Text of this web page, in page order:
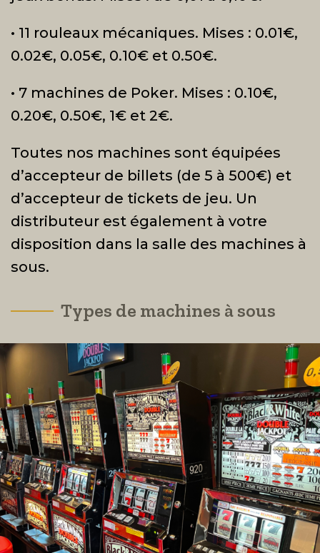
• 11 rouleaux mécaniques. Mises : 0.01€,
0.02€, 0.05€, 0.10€ et 0.50€.
• 7 machines de Poker. Mises : 0.10€,
0.20€, 0.50€, 1€ et 2€.
Toutes nos machines sont équipées
d’accepteur de billets (de 5 à 500€) et
d’accepteur de tickets de jeu. Un
distributeur est également à votre
disposition dans la salle des machines à
sous.
Types de machines à sous